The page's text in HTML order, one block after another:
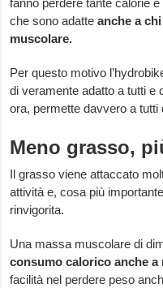
fanno perdere tante calorie
che sono adatteanche a
muscolare.
Per questo motivo
di veramente adatto a tutti e
ora, permette davvero a tutti
Meno grasso,
Il grasso viene attaccato
attività e, cosa più
rinvigorita.
Una massa muscolare di
consumo calorico anche a
facilità nel perdere peso